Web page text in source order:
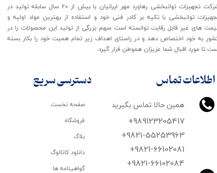
اطلاعات تماس
همین حالا تماس بگیرید
+989123205417
+9821-55253963
+9821-66102081
​​​​​​​+9821-66102084
شرکت تجهیزات توانبخشی رهاورد مهر ایرانیان با بیش از 20 سال سابقه تولید در
توانبخشی با تکیه بر کادر فنی خود و استفاده از بهترین مواد اولیه و
های غیر قابل رقابت توانسته است سهم بزرگی از تولید این محصولات را در
به خود اختصاص دهد و در راستای اهداف زیر تمام همیت خود را بکار بسته
تا مورد اقبال شما عزیزان هموطن قرار گیرد​​​​​​​.
صفحه نخست
فروشگاه
بلاگ
دانلود کاتالوگ
گواهینامه ها
دسترسی سریع